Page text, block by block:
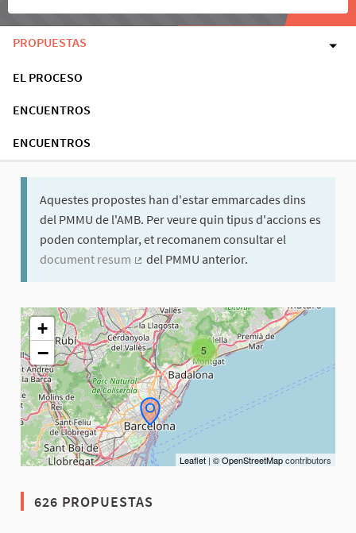
PROPUESTAS
EL PROCESO
ENCUENTROS
ENCUENTROS
Aquestes propostes han d'estar emmarcades dins
del PMMU de l'AMB. Per veure quin tipus d'accions es
poden contemplar, et recomanem consultar el
document resum
del PMMU anterior.
El siguiente elemento es un mapa que presenta los
5
+
−
Leaflet | © OpenStreetMapcontributors
626 PROPUESTAS